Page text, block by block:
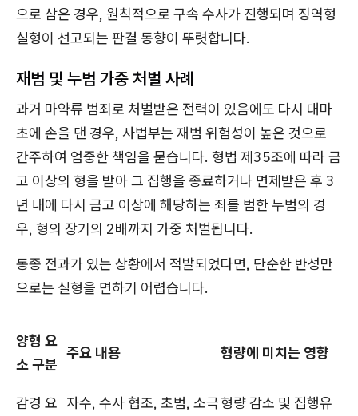
으로 삼은 경우, 원칙적으로 구속 수사가 진행되며 징역형
실형이 선고되는 판결 동향이 뚜렷합니다.
재범 및 누범 가중 처벌 사례
과거 마약류 범죄로 처벌받은 전력이 있음에도 다시 대마
초에 손을 댄 경우, 사법부는 재범 위험성이 높은 것으로
간주하여 엄중한 책임을 묻습니다. 형법 제35조에 따라 금
고 이상의 형을 받아 그 집행을 종료하거나 면제받은 후 3
년 내에 다시 금고 이상에 해당하는 죄를 범한 누범의 경
우, 형의 장기의 2배까지 가중 처벌됩니다.
동종 전과가 있는 상황에서 적발되었다면, 단순한 반성만
으로는 실형을 면하기 어렵습니다.
양형 요
소 구분
주요 내용 형량에 미치는 영향
감경 요 자수, 수사 협조, 초범, 소극형량 감소 및 집행유